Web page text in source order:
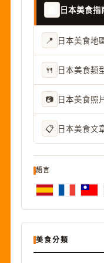
日本美食指
📍 日本美食地
🍴 日本美食類
📷 日本美食照
📋 日本美食文
語言
美食分類